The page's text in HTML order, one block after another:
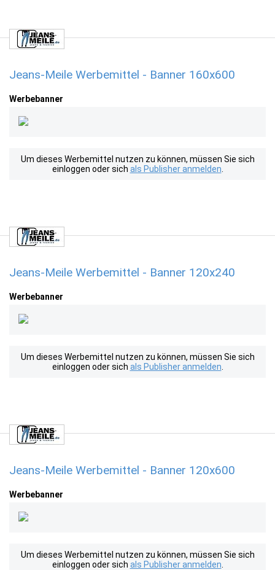
Jeans-Meile Werbemittel - Banner 160x600
Werbebanner
Um dieses Werbemittel nutzen zu können, müssen Sie sich
einloggen oder sich als Publisher anmelden
Jeans-Meile Werbemittel - Banner 120x240
Werbebanner
Um dieses Werbemittel nutzen zu können, müssen Sie sich
einloggen oder sich als Publisher anmelden
Jeans-Meile Werbemittel - Banner 120x600
Werbebanner
Um dieses Werbemittel nutzen zu können, müssen Sie sich
einloggen oder sich als Publisher anmelden